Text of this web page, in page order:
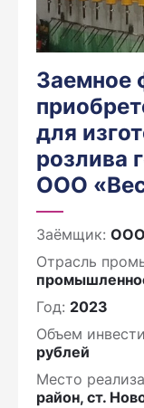
Заемное
для
розлива
ООО
Заёмщик: ООО
Отрасль
Год: 2023
Объем
рублей
Место
район, ст.